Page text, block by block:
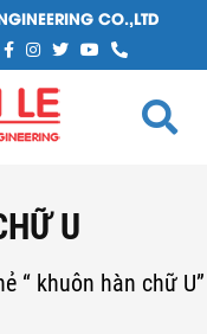
CO.,LTD
U
“ khuôn hàn chữ U”